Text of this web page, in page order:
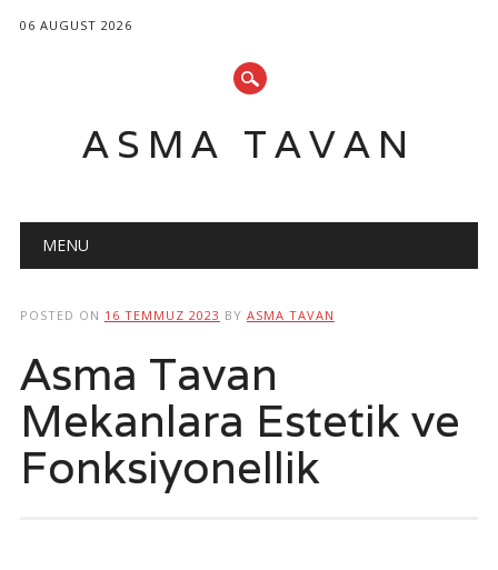
06 AUGUST 2026
ASMA TAVAN
Main menu
MENU
POSTED ON 16 TEMMUZ 2023 BY ASMA TAVAN
Asma Tavan
Mekanlara Estetik ve
Fonksiyonellik